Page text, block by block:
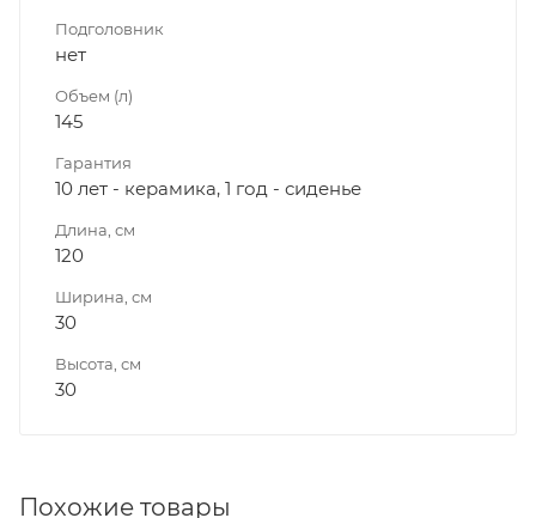
Подголовник
нет
Объем (л)
145
Гарантия
10 лет - керамика, 1 год - сиденье
Длина, см
120
Ширина, см
30
Высота, см
30
Похожие товары